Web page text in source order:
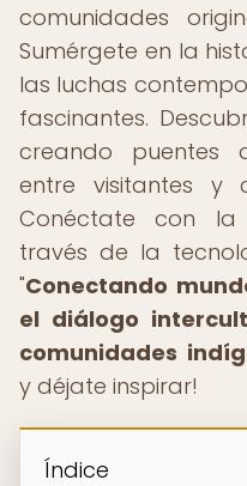
comunidades
Sumérgete en la
las luchas
fascinantes.
creando puentes
entre visitantes y
Conéctate con
través de la
"Conectando
el diálogo
comunidades
y déjate inspirar!
Índice